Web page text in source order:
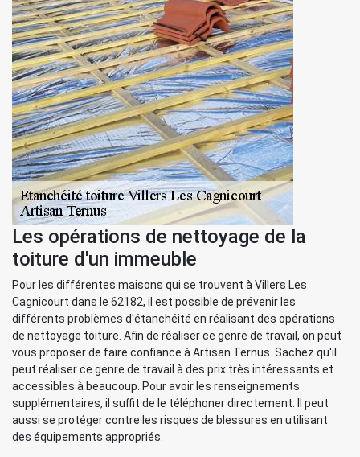
Les opérations de nettoyage de la
toiture d'un immeuble
Pour les différentes maisons qui se trouvent à Villers Les
Cagnicourt dans le 62182, il est possible de prévenir les
différents problèmes d'étanchéité en réalisant des opérations
de nettoyage toiture. Afin de réaliser ce genre de travail, on peut
vous proposer de faire confiance à Artisan Ternus. Sachez qu'il
peut réaliser ce genre de travail à des prix très intéressants et
accessibles à beaucoup. Pour avoir les renseignements
supplémentaires, il suffit de le téléphoner directement. Il peut
aussi se protéger contre les risques de blessures en utilisant
des équipements appropriés.